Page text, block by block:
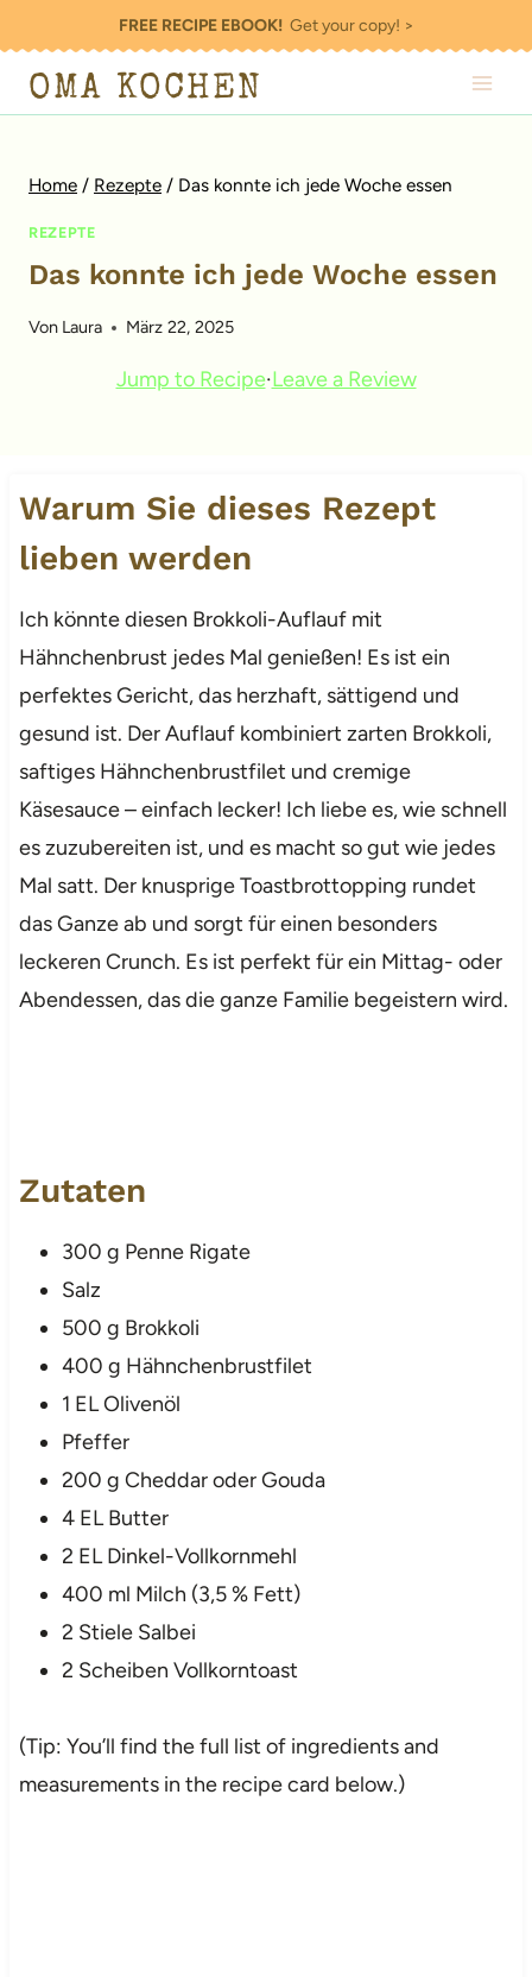
Inhalt
springen
FREE RECIPE EBOOK!Get your copy! >
OMA KOCHEN
Home / Rezepte / Das konnte ich jede Woche essen
REZEPTE
Das konnte ich jede Woche essen
Von Laura März 22, 2025
Jump to Recipe·Leave a Review
Warum Sie dieses Rezept
lieben werden
Ich könnte diesen Brokkoli-Auflauf mit
Hähnchenbrust jedes Mal genießen! Es ist ein
perfektes Gericht, das herzhaft, sättigend und
gesund ist. Der Auflauf kombiniert zarten Brokkoli,
saftiges Hähnchenbrustfilet und cremige
Käsesauce – einfach lecker! Ich liebe es, wie schnell
es zuzubereiten ist, und es macht so gut wie jedes
Mal satt. Der knusprige Toastbrottopping rundet
das Ganze ab und sorgt für einen besonders
leckeren Crunch. Es ist perfekt für ein Mittag- oder
Abendessen, das die ganze Familie begeistern wird.
Zutaten
300 g Penne Rigate
Salz
500 g Brokkoli
400 g Hähnchenbrustfilet
1 EL Olivenöl
Pfeffer
200 g Cheddar oder Gouda
4 EL Butter
2 EL Dinkel-Vollkornmehl
400 ml Milch (3,5 % Fett)
2 Stiele Salbei
2 Scheiben Vollkorntoast
(Tip: You’ll find the full list of ingredients and
measurements in the recipe card below.)